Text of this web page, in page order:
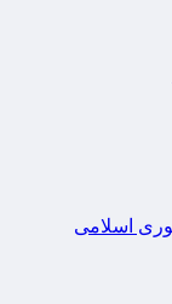
اسلامی